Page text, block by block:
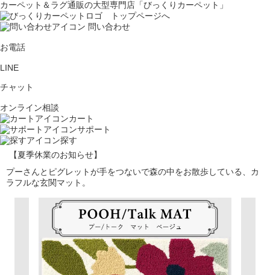
カーペット＆ラグ通販の大型専門店「びっくりカーペット」
問い合わせ
お電話
LINE
チャット
オンライン相談
カート
サポート
探す
【夏季休業のお知らせ】
プーさんとピグレットが手をつないで森の中をお散歩している、カ
ラフルな玄関マット。